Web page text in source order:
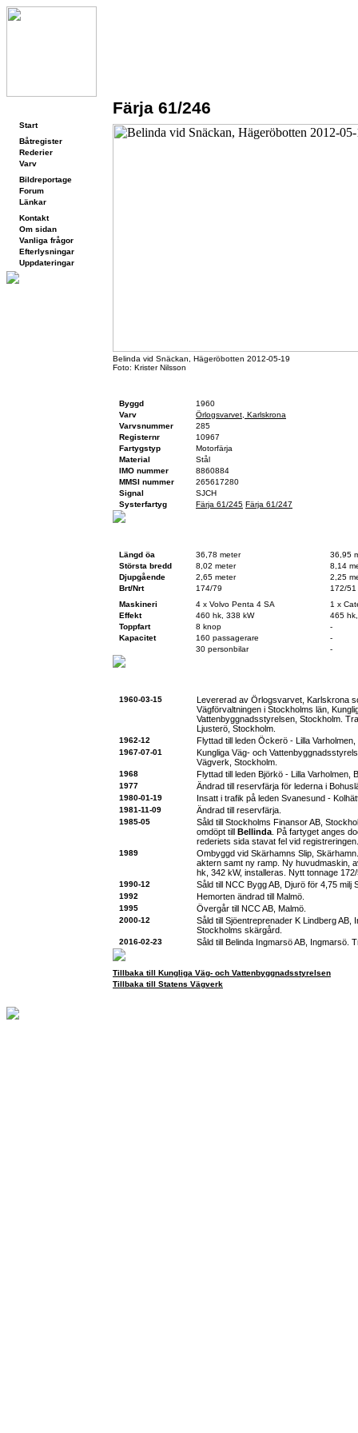
Start
Båtregister
Rederier
Varv
Bildreportage
Forum
Länkar
Kontakt
Om sidan
Vanliga frågor
Efterlysningar
Uppdateringar
Färja 61/246
Belinda vid Snäckan, Hägeröbotten 2012-05-19
Foto: Krister Nilsson
Byggd
1960
Varv
Örlogsvarvet, Karlskrona
Varvsnummer
285
Registernr
10967
Fartygstyp
Motorfärja
Material
Stål
IMO nummer
8860884
MMSI nummer
265617280
Signal
SJCH
Systerfartyg
Färja 61/245 Färja 61/247
Längd öa
36,78 meter
36,95
Största bredd
8,02 meter
8,14
Djupgående
2,65 meter
2,25
Brt/Nrt
174/79
172/51
Maskineri
4 x Volvo Penta 4 SA
1 x
Effekt
460 hk, 338 kW
465
Toppfart
8 knop
-
Kapacitet
160 passagerare
-
30 personbilar
-
1960-03-15
Levererad av Örlogsvarvet, Karlskrona
Vägförvaltningen i Stockholms län,
Vattenbyggnadsstyrelsen, Stockholm.
Ljusterö, Stockholm.
1962-12 Flyttad till leden Öckerö - Lilla Varholmen,
1967-07-01
Kungliga Väg- och
Vägverk, Stockholm.
1968 Flyttad till leden Björkö - Lilla Varholmen,
1977 Ändrad till reservfärja för lederna i
1980-01-19 Insatt i trafik på leden Svanesund -
1981-11-09 Ändrad till reservfärja.
1985-05
Såld till Stockholms Finansor AB,
omdöpt till Bellinda . På fartyget anges
rederiets sida stavat fel vid registreringen.
1989
Ombyggd vid Skärhamns Slip,
aktern samt ny ramp. Ny huvudmaskin,
hk, 342 kW, installeras. Nytt tonnage
1990-12 Såld till NCC Bygg AB, Djurö för 4,75 milj
1992 Hemorten ändrad till Malmö.
1995 Övergår till NCC AB, Malmö.
2000-12
Såld till Sjöentreprenader K Lindberg AB,
Stockholms skärgård.
2016-02-23 Såld till Belinda Ingmarsö AB, Ingmarsö.
Tillbaka till Kungliga Väg- och Vattenbyggnadsstyrelsen
Tillbaka till Statens Vägverk